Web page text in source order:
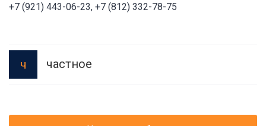
+7 (921) 443-06-23, +7 (812) 332-78-75
ч частное